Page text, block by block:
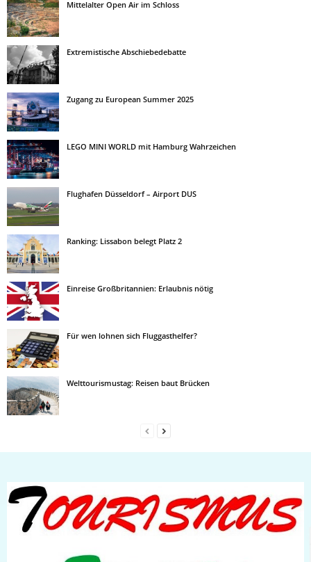
Mittelalter Open Air im Schloss
Extremistische Abschiebedebatte
Zugang zu European Summer 2025
LEGO MINI WORLD mit Hamburg Wahrzeichen
Flughafen Düsseldorf – Airport DUS
Ranking: Lissabon belegt Platz 2
Einreise Großbritannien: Erlaubnis nötig
Für wen lohnen sich Fluggasthelfer?
Welttourismustag: Reisen baut Brücken